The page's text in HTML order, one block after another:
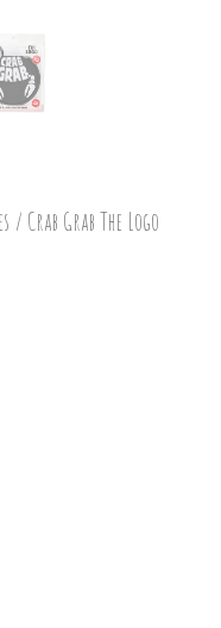
/ Crab Grab The Logo